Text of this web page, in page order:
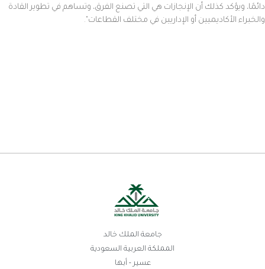
دائمًا، ويؤكد كذلك أن الإنجازات هي التي تصنع الفرق، وتساهم في تطوير القادة
والخبراء الأكاديميين أو الإداريين في مختلف القطاعات".
جامعة الملك خالد
المملكة العربية السعودية
عسير - أبها